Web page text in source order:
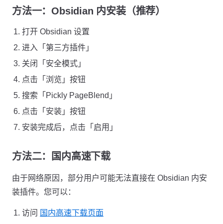
方法一：Obsidian 内安装（推荐）
打开 Obsidian 设置
进入「第三方插件」
关闭「安全模式」
点击「浏览」按钮
搜索「Pickly PageBlend」
点击「安装」按钮
安装完成后，点击「启用」
方法二：国内高速下载
由于网络原因，部分用户可能无法直接在 Obsidian 内安
装插件。您可以：
访问 国内高速下载页面